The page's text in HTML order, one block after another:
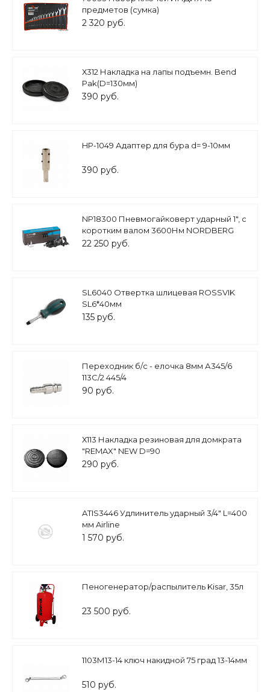
предметов (сумка)
6.7.8.9.10.11.12.13.14.15.16.17.18.19.22.24
2 320 руб.
Х312 Накладка на лапы подъемн. Bend
Pak(D=130мм)
390 руб.
HP-1049 Адаптер для бура d= 9-10мм
390 руб.
NP18300 Пневмогайковерт ударный 1", с
коротким валом 3600Нм NORDBERG
22 250 руб.
SL6040 Отвертка шлицевая ROSSVIK
SL6*40мм
135 руб.
Переходник б/с - елочка 8мм А345/6
113C/2 445/4
90 руб.
Х113 Накладка резиновая для домкрата
"REMAX" NEW D=90
290 руб.
ATIS3446 Удлинитель ударный 3/4" L=400
мм Airline
1 570 руб.
Пеногенератор/распылитель Kisar, 35л
23 500 руб.
1103М13-14 ключ накидной 75 град 13-14мм
510 руб.